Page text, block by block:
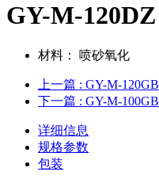
GY-M-120DZ
材料： 喷砂氧化
上一篇 : GY-M-120GB
下一篇 : GY-M-100GB
详细信息
规格参数
包装